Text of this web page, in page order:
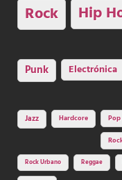
Rock Hip
Punk Electrónica
Jazz Hardcore
Rock Urbano Reggae